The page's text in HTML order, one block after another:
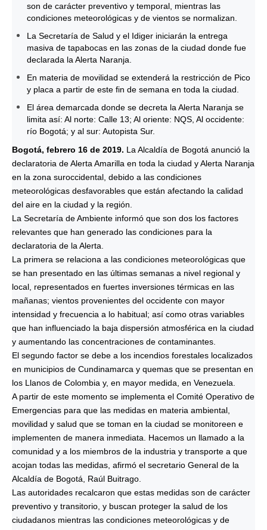
son de carácter preventivo y temporal, mientras las
condiciones meteorológicas y de vientos se normalizan.
La Secretaría de Salud y el Idiger iniciarán la entrega
masiva de tapabocas en las zonas de la ciudad donde fue
declarada la Alerta Naranja.
En materia de movilidad se extenderá la restricción de Pico
y placa a partir de este fin de semana en toda la ciudad.
El área demarcada donde se decreta la Alerta Naranja se
limita así: Al norte: Calle 13; Al oriente: NQS, Al occidente:
río Bogotá; y al sur: Autopista Sur.
Bogotá, febrero 16 de 2019. La Alcaldía de Bogotá anunció la
declaratoria de Alerta Amarilla en toda la ciudad y Alerta Naranja
en la zona suroccidental, debido a las condiciones
meteorológicas desfavorables que están afectando la calidad
del aire en la ciudad y la región.
La Secretaría de Ambiente informó que son dos los factores
relevantes que han generado las condiciones para la
declaratoria de la Alerta.
La primera se relaciona a las condiciones meteorológicas que
se han presentado en las últimas semanas a nivel regional y
local, representados en fuertes inversiones térmicas en las
mañanas; vientos provenientes del occidente con mayor
intensidad y frecuencia a lo habitual; así como otras variables
que han influenciado la baja dispersión atmosférica en la ciudad
y aumentando las concentraciones de contaminantes.
El segundo factor se debe a los incendios forestales localizados
en municipios de Cundinamarca y quemas que se presentan en
los Llanos de Colombia y, en mayor medida, en Venezuela.
A partir de este momento se implementa el Comité Operativo de
Emergencias para que las medidas en materia ambiental,
movilidad y salud que se toman en la ciudad se monitoreen e
implementen de manera inmediata. Hacemos un llamado a la
comunidad y a los miembros de la industria y transporte a que
acojan todas las medidas, afirmó el secretario General de la
Alcaldía de Bogotá, Raúl Buitrago.
Las autoridades recalcaron que estas medidas son de carácter
preventivo y transitorio, y buscan proteger la salud de los
ciudadanos mientras las condiciones meteorológicas y de